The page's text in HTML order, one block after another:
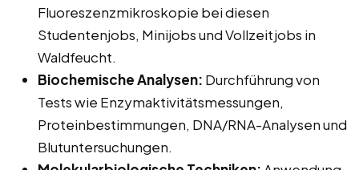
Fluoreszenzmikroskopie bei diesen
Studentenjobs, Minijobs und Vollzeitjobs in
Waldfeucht.
Biochemische Analysen: Durchführung von
Tests wie Enzymaktivitätsmessungen,
Proteinbestimmungen, DNA/RNA-Analysen und
Blutuntersuchungen.